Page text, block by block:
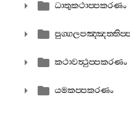
ධාතුකථාප‍්පකරණං
කථාවත්‍ථුප‍්පකරණං
යමකප‍්පකරණං